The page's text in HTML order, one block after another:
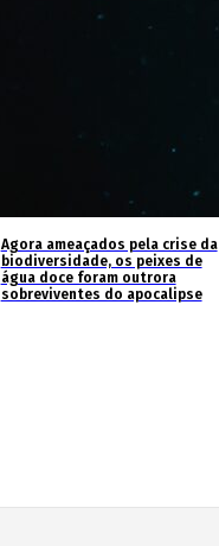
Agora ameaçados pela crise da
biodiversidade, os peixes de
água doce foram outrora
sobreviventes do apocalipse